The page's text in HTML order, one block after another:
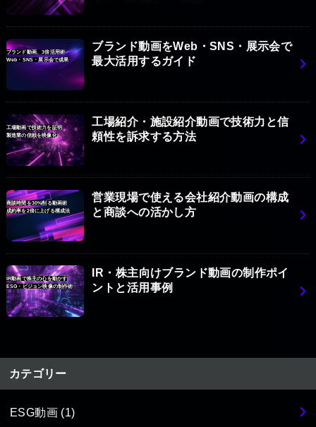
ブランド動画、3倍活用術
Web・SNS・展示会で成果
ブランド動画をWeb・SNS・展示会で
最大活用するガイド
工場動画で技術力を証明
製造業の信頼を映像化
工場紹介・施設紹介動画で技術力と信
頼性を訴求する方法
商談時間を30%削る動画術
成約率を2倍に上げる構成法
営業現場で使える会社紹介動画の構成
と商談への活かし方
IR動画で株主の心を動かす
ESG・ビジョン映像の制作術
IR・株主向けブランド動画の制作ポイ
ントと活用事例
カテゴリー
ESG動画 (1)